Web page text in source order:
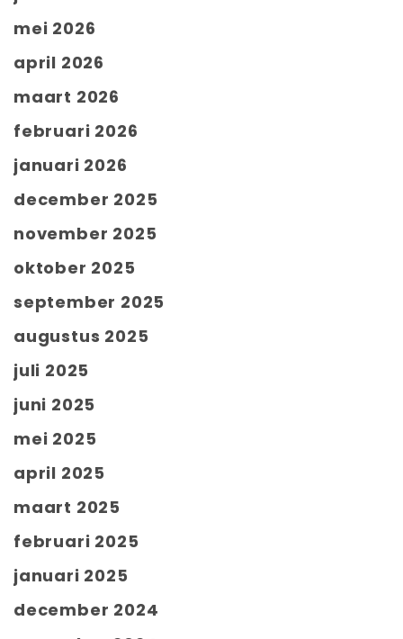
mei 2026
april 2026
maart 2026
februari 2026
januari 2026
december 2025
november 2025
oktober 2025
september 2025
augustus 2025
juli 2025
juni 2025
mei 2025
april 2025
maart 2025
februari 2025
januari 2025
december 2024